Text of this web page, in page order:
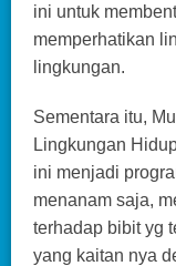
ini untuk
memperhatikan
lingkungan.
Sementara itu,
Lingkungan
ini menjadi
menanam saja,
terhadap bibit yg
yang kaitan nya